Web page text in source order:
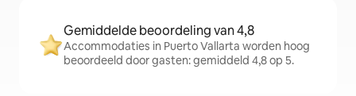
Gemiddelde beoordeling van 4,8
Accommodaties in Puerto Vallarta worden hoog
beoordeeld door gasten: gemiddeld 4,8 op 5.